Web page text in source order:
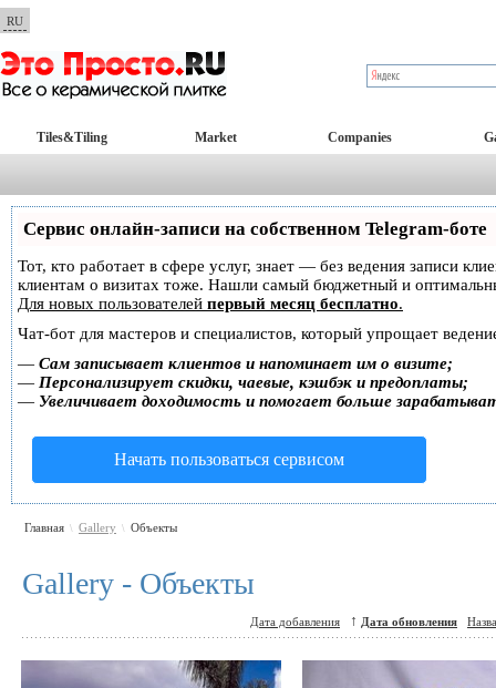
RU
Tiles&Tiling Market Companies
Сервис онлайн-записи на собственном Telegram-боте
Тот, кто работает в сфере услуг, знает — без ведения записи
клиентам о визитах тоже. Нашли самый бюджетный и
Для новых пользователей первый месяц бесплатно.
Чат-бот для мастеров и специалистов, который упрощает
— Сам записывает клиентов и напоминает им о визите;
— Персонализирует скидки, чаевые, кэшбэк и предоплаты;
— Увеличивает доходимость и помогает больше
Начать пользоваться сервисом
Главная \ Gallery \ Объекты
Gallery - Объекты
Дата добавления ↑ Дата обновления